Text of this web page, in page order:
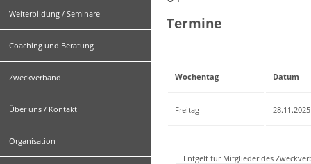
Weiterbildung / Seminare
Coaching und Beratung
Zweckverband
Über uns / Kontakt
Organisation
Termine
Wochentag Datum
Freitag 28.11.2025
Entgelt für Mitglieder des